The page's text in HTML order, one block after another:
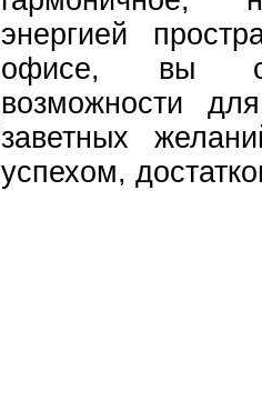
энергией
офисе, вы
возможности
заветных
успехом,